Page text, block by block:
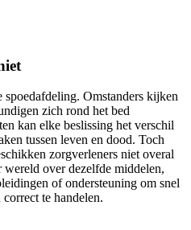
spoedafdeling. Omstanders kijken
zich rond het bed
kan elke beslissing het verschil
tussen leven en dood. Toch
zorgverleners niet overal
wereld over dezelfde middelen,
of ondersteuning om snel
correct te handelen.